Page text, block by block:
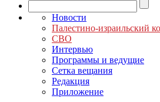
Новости
Палестино-израильский
СВО
Интервью
Программы и ведущие
Сетка вещания
Редакция
Приложение